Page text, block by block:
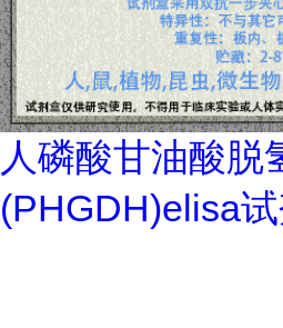
人磷酸甘油酸脱
(PHGDH)elisa